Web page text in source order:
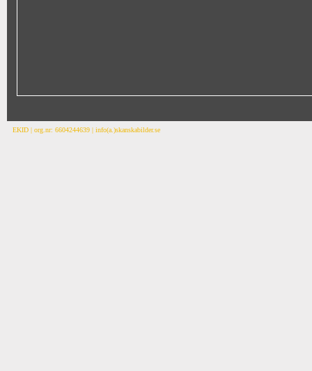
EKID | org.nr: 6604244639 | info(a.)skanskabilder.se